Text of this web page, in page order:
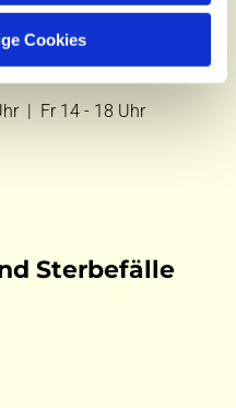
Cookies
bingen.de
| Fr 14 - 18 Uhr
Sterbefälle